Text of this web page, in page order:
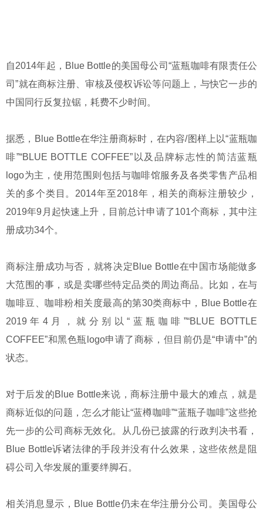
自2014年起，Blue Bottle的美国母公司“蓝瓶咖啡有限责任公
司”就在商标注册、审核及侵权诉讼等问题上，与快它一步的
中国同行反复拉锯，耗费不少时间。
据悉，Blue Bottle在华注册商标时，在内容/图样上以“蓝瓶咖
啡”“BLUE BOTTLE COFFEE”以及品牌标志性的简洁蓝瓶
logo为主，使用范围则包括与咖啡馆服务及各类零售产品相
关的多个类目。2014年至2018年，相关的商标注册较少，
2019年9月起快速上升，目前总计申请了101个商标，其中注
册成功34个。
商标注册成功与否，就将决定Blue Bottle在中国市场能做多
大范围的事，或是卖哪些特定品类的周边商品。比如，在与
咖啡豆、咖啡粉相关度最高的第30类商标中，Blue Bottle在
2019年4月，就分别以“蓝瓶咖啡”“BLUE BOTTLE
COFFEE”和黑色瓶logo申请了商标，但目前仍是“申请中”的
状态。
对于后发的Blue Bottle来说，商标注册中最大的难点，就是
商标近似的问题，怎么才能让“蓝樽咖啡”“蓝瓶子咖啡”这些抢
先一步的公司商标无效化。从几份已披露的行政判决书看，
Blue Bottle诉诸法律的手段并没有什么效果，这些依然是阻
碍公司入华发展的重要绊脚石。
相关消息显示，Blue Bottle仍未在华注册分公司。美国母公